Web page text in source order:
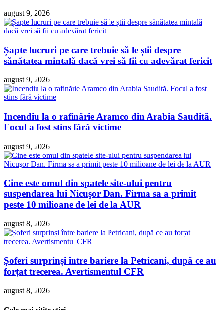
august 9, 2026
Șapte lucruri pe care trebuie să le știi despre
sănătatea mintală dacă vrei să fii cu adevărat fericit
august 9, 2026
Incendiu la o rafinărie Aramco din Arabia Saudită.
Focul a fost stins fără victime
august 9, 2026
Cine este omul din spatele site-ului pentru
suspendarea lui Nicuşor Dan. Firma sa a primit
peste 10 milioane de lei de la AUR
august 8, 2026
Șoferi surprinși între bariere la Petricani, după ce au
forțat trecerea. Avertismentul CFR
august 8, 2026